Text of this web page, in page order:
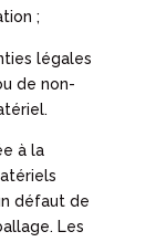
;
légales
de non-
à la
défaut de
Les